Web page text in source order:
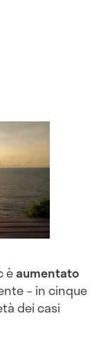
èaumentato
– in cinque
dei casi